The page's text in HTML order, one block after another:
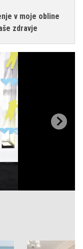
v moje obline
zdravje